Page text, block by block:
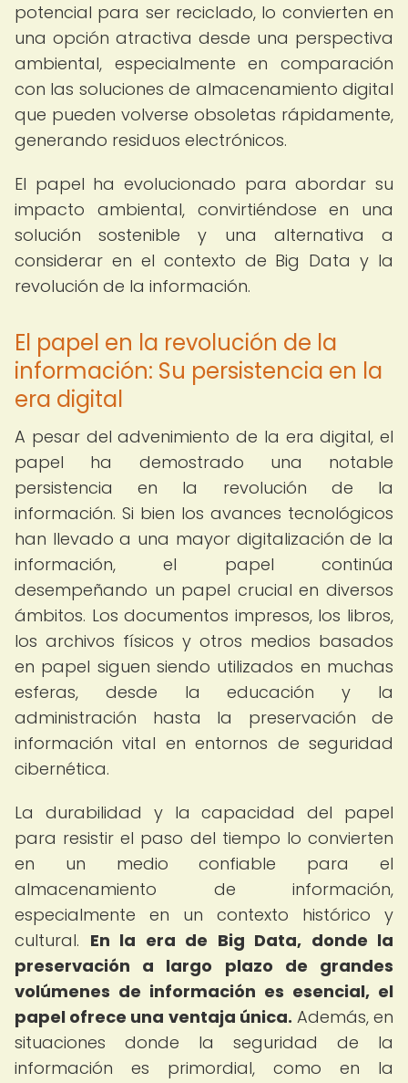
potencial para ser reciclado, lo convierten en
una opción atractiva desde una perspectiva
ambiental, especialmente en comparación
con las soluciones de almacenamiento digital
que pueden volverse obsoletas rápidamente,
generando residuos electrónicos.
El papel ha evolucionado para abordar su
impacto ambiental, convirtiéndose en una
solución sostenible y una alternativa a
considerar en el contexto de Big Data y la
revolución de la información.
El papel en la revolución de la
información: Su persistencia en la
era digital
A pesar del advenimiento de la era digital, el
papel ha demostrado una notable
persistencia en la revolución de la
información. Si bien los avances tecnológicos
han llevado a una mayor digitalización de la
información, el papel continúa
desempeñando un papel crucial en diversos
ámbitos. Los documentos impresos, los libros,
los archivos físicos y otros medios basados
en papel siguen siendo utilizados en muchas
esferas, desde la educación y la
administración hasta la preservación de
información vital en entornos de seguridad
cibernética.
La durabilidad y la capacidad del papel
para resistir el paso del tiempo lo convierten
en un medio confiable para el
almacenamiento de información,
especialmente en un contexto histórico y
cultural. En la era de Big Data, donde la
preservación a largo plazo de grandes
volúmenes de información es esencial, el
papel ofrece una ventaja única. Además, en
situaciones donde la seguridad de la
información es primordial, como en la